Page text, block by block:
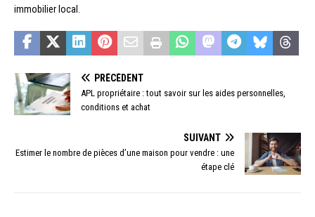
immobilier local.
PRÉCÉDENT
APL propriétaire : tout savoir sur les aides personnelles,
conditions et achat
SUIVANT
Estimer le nombre de pièces d’une maison pour vendre : une
étape clé